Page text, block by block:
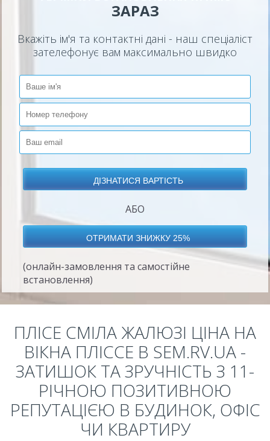
ЗАРАЗ
Вкажіть ім'я та контактні дані - наш спеціаліст
зателефонує вам максимально швидко
АБО
(онлайн-замовлення та самостійне
встановлення)
ПЛІСЕ СМІЛА ЖАЛЮЗІ ЦІНА НА
ВІКНА ПЛІССЕ В SEM.RV.UA -
ЗАТИШОК ТА ЗРУЧНІСТЬ З 11-
РІЧНОЮ ПОЗИТИВНОЮ
РЕПУТАЦІЄЮ В БУДИНОК, ОФІС
ЧИ КВАРТИРУ